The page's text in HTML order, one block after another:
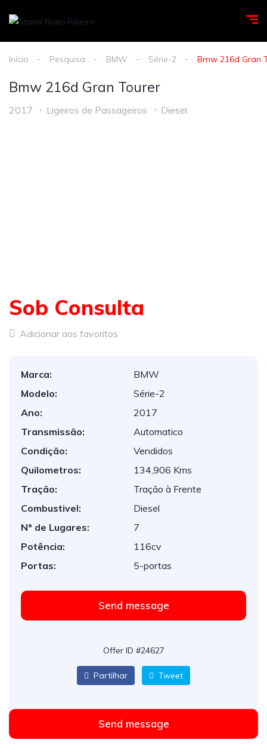
Início Pesquisa BMW Série-2 Bmw 216d Gran
Bmw 216d Gran Tourer
2017 Ligeiros de Passageiros Diesel
Sob Consulta
Adicionar aos favoritos
Marca:
BMW
Modelo:
Série-2
Ano:
2017
Transmissão:
Automatico
Condição:
Vendidos
Quilometros:
134,906 Kms
Tração:
Tração à Frente
Combustivel:
Diesel
Nº de Lugares:
7
Potência:
116cv
Portas:
5-portas
Send message
Offer ID #24627
Partilhar Tweet
Send message